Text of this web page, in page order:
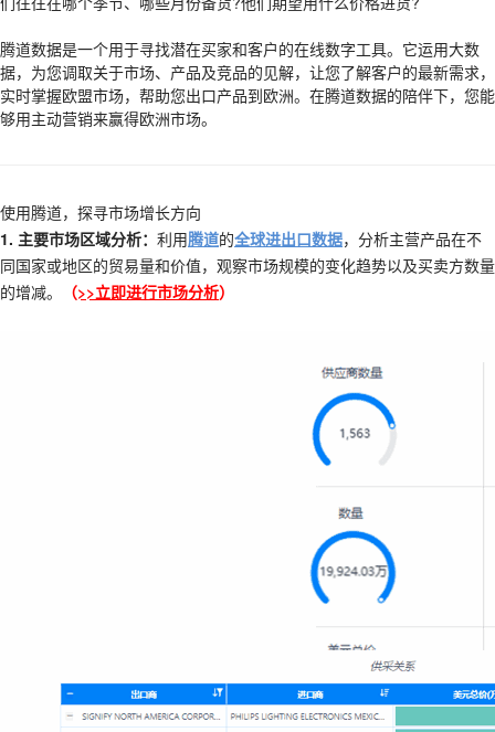
腾道数据是一个用于寻找潜在买家和客户的在线数字工具。它运用大数
据，为您调取关于市场、产品及竞品的见解，让您了解客户的最新需求，
实时掌握欧盟市场，帮助您出口产品到欧洲。在腾道数据的陪伴下，您能
够用主动营销来赢得欧洲市场。
使用腾道，探寻市场增长方向
1. 主要市场区域分析： 利用腾道的全球进出口数据，分析主营产品在不
同国家或地区的贸易量和价值，观察市场规模的变化趋势以及买卖方数量
的增减。
（>>立即进行市场分析）